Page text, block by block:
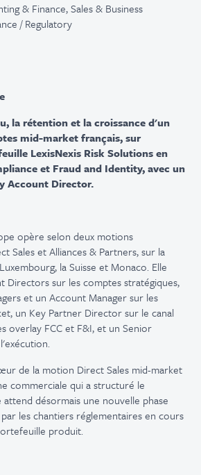
& Finance, Sales & Business
/ Regulatory
, la rétentionet lacroissanced'un
mid-market français, sur
LexisNexis Risk Solutionsen
et Fraud and Identity, avec un
Account Director.
opère selon deux motions
Sales et Alliances & Partners, sur la
la Suisse et Monaco. Elle
Directors sur lescomptesstratégiques,
et un Account Manager sur les
un Key Partner Director sur le canal
overlay FCC et F&I, et un Senior
l'exécution.
de la motion Direct Sales mid-market
commerciale qui astructuré le
attend désormais une nouvelle phase
par leschantiers réglementairesen cours
produit.